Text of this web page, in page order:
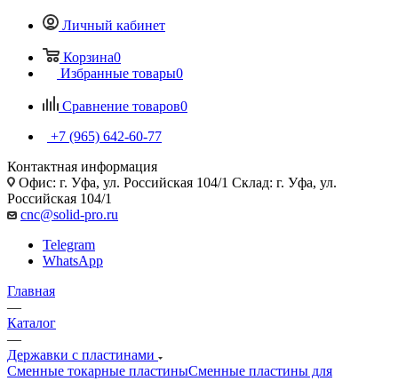
Личный кабинет
Корзина0
Избранные товары0
Сравнение товаров0
+7 (965) 642-60-77
Контактная информация
Офис: г. Уфа, ул. Российская 104/1 Склад: г. Уфа, ул.
Российская 104/1
cnc@solid-pro.ru
Telegram
WhatsApp
Главная
—
Каталог
—
Державки с пластинами
Сменные токарные пластиныСменные пластины для